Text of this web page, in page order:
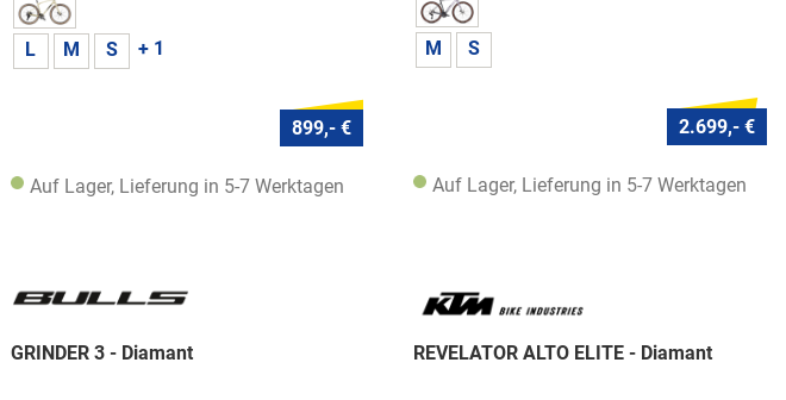
L M S + 1
899,- €
Auf Lager, Lieferung in 5-7 Werktagen
M S
2.699,- €
Auf Lager, Lieferung in 5-7 Werktagen
GRINDER 3 - Diamant REVELATOR ALTO ELITE - Diamant